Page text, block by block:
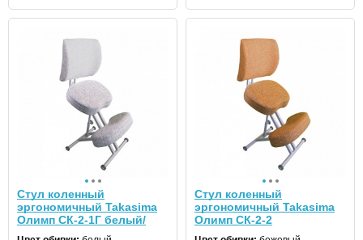
Стул коленный
эргономичный Takasima
Олимп СК-2-1Г белый/
Стул коленный
эргономичный Takasima
Олимп СК-2-2
коричневый/белый